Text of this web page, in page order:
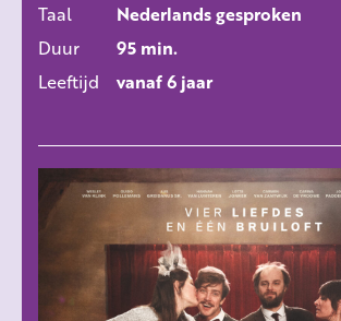
Taal
Nederlands gesproken
Duur
95 min.
Leeftijd
vanaf 6 jaar